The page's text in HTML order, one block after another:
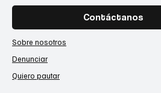
Contáctanos
Sobre nosotros
Denunciar
Quiero pautar